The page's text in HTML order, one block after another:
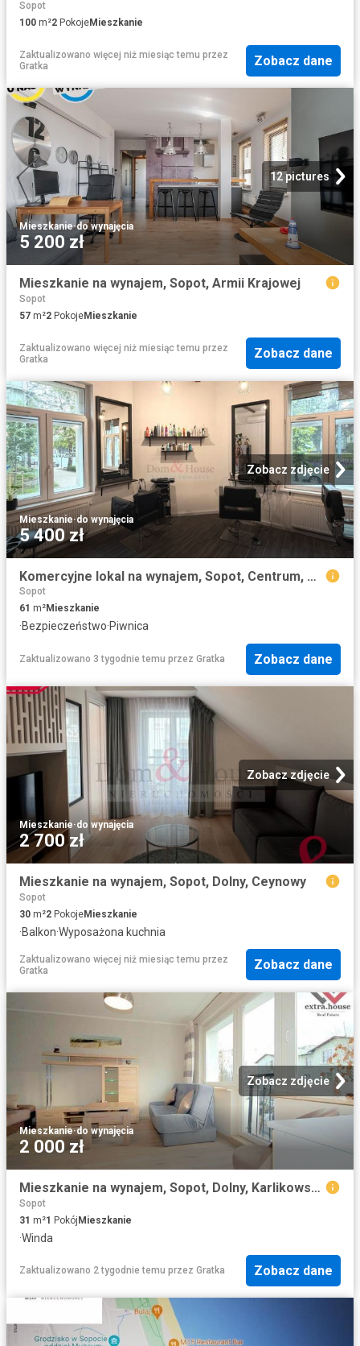
Sopot
100 m²2 PokojeMieszkanie
Zaktualizowano więcej niż miesiąc temu przez
Gratka
Zobacz dane
12 pictures
Mieszkanie·do wynajęcia
5 200 zł
Mieszkanie na wynajem, Sopot, Armii Krajowej
Sopot
57 m²2 PokojeMieszkanie
Zaktualizowano więcej niż miesiąc temu przez
Gratka
Zobacz dane
Zobacz zdjęcie
Mieszkanie·do wynajęcia
5 400 zł
Komercyjne lokal na wynajem, Sopot, Centrum, Niepodległości
Sopot
61 m²Mieszkanie
·Bezpieczeństwo·Piwnica
Zaktualizowano 3 tygodnie temu przez Gratka Zobacz dane
Zobacz zdjęcie
Mieszkanie·do wynajęcia
2 700 zł
Mieszkanie na wynajem, Sopot, Dolny, Ceynowy
Sopot
30 m²2 PokojeMieszkanie
·Balkon·Wyposażona kuchnia
Zaktualizowano więcej niż miesiąc temu przez
Gratka
Zobacz dane
Zobacz zdjęcie
Mieszkanie·do wynajęcia
2 000 zł
Mieszkanie na wynajem, Sopot, Dolny, Karlikowska
Sopot
31 m²1 PokójMieszkanie
·Winda
Zaktualizowano 2 tygodnie temu przez Gratka Zobacz dane